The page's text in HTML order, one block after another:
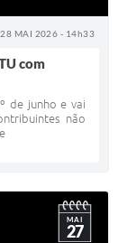
28 MAI 2026 - 14h33
com
de junho e vai
não
MAI
27